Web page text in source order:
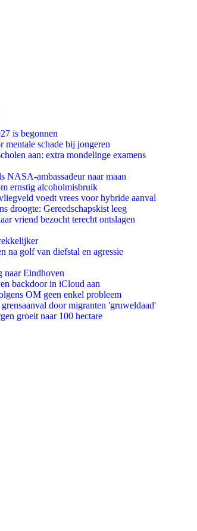
is begonnen
schade bij jongeren
aan: extra mondelinge examens
NASA-ambassadeur naar maan
ernstig alcoholmisbruik
voedt vrees voor hybride aanval
droogte: Gereedschapskist leeg
vriend bezocht terecht ontslagen
na golf van diefstal en agressie
naar Eindhoven
backdoor in iCloud aan
OM geen enkel probleem
door migranten 'gruweldaad'
groeit naar 100 hectare